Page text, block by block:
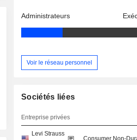
Administrateurs
Voir le réseau personnel
Sociétés liées
Entreprise privées
Levi Strauss